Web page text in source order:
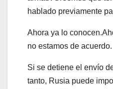
hablado previamente
Ahora ya lo
no estamos de acuerdo.
Si se detiene el envío
tanto, Rusia puede